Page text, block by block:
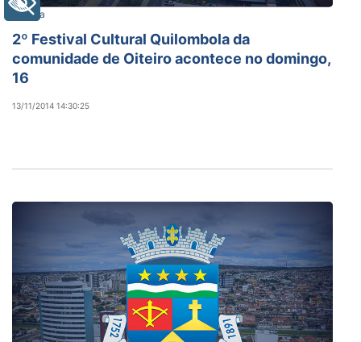
Cultura
2º Festival Cultural Quilombola da
comunidade de Oiteiro acontece no domingo,
16
13/11/2014 14:30:25
+ Acessibilidade